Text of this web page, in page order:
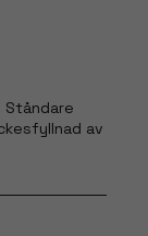
Ståndare
av